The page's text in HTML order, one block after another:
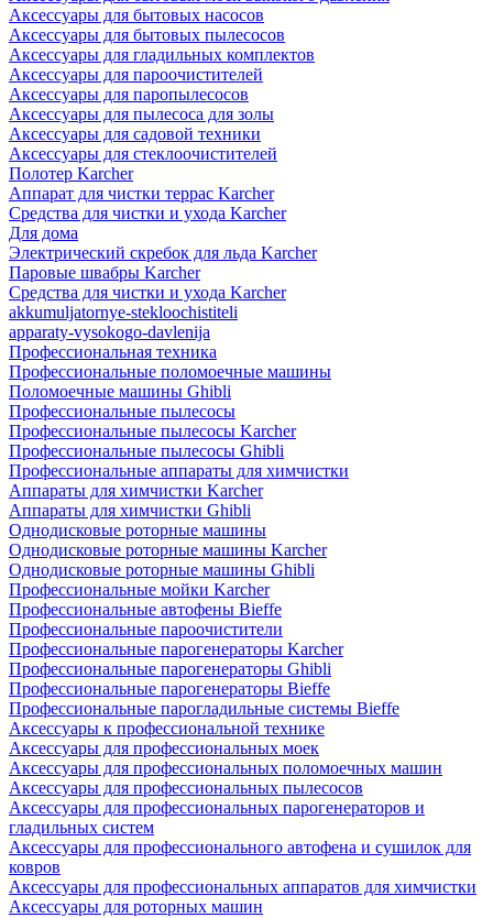
Аксессуары для бытовых насосов
Аксессуары для бытовых пылесосов
Аксессуары для гладильных комплектов
Аксессуары для пароочистителей
Аксессуары для паропылесосов
Аксессуары для пылесоса для золы
Аксессуары для садовой техники
Аксессуары для стеклоочистителей
Полотер Karcher
Аппарат для чистки террас Karcher
Средства для чистки и ухода Karcher
Для дома
Электрический скребок для льда Karcher
Паровые швабры Karcher
Средства для чистки и ухода Karcher
akkumuljatornye-stekloochistiteli
apparaty-vysokogo-davlenija
Профессиональная техника
Профессиональные поломоечные машины
Поломоечные машины Ghibli
Профессиональные пылесосы
Профессиональные пылесосы Karcher
Профессиональные пылесосы Ghibli
Профессиональные аппараты для химчистки
Аппараты для химчистки Karcher
Аппараты для химчистки Ghibli
Однодисковые роторные машины
Однодисковые роторные машины Karcher
Однодисковые роторные машины Ghibli
Профессиональные мойки Karcher
Профессиональные автофены Bieffe
Профессиональные пароочистители
Профессиональные парогенераторы Karcher
Профессиональные парогенераторы Ghibli
Профессиональные парогенераторы Bieffe
Профессиональные парогладильные системы Bieffe
Аксессуары к профессиональной технике
Аксессуары для профессиональных моек
Аксессуары для профессиональных поломоечных машин
Аксессуары для профессиональных пылесосов
Аксессуары для профессиональных парогенераторов и
гладильных систем
Аксессуары для профессионального автофена и сушилок для
ковров
Аксессуары для профессиональных аппаратов для химчистки
Аксессуары для роторных машин